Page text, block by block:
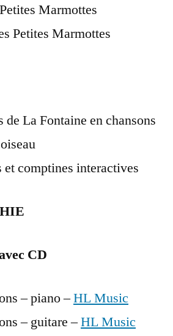
Marmottes
Petites Marmottes
La Fontaine en chansons
comptines interactives
CD
– piano –HL Music
– guitare –HL Music